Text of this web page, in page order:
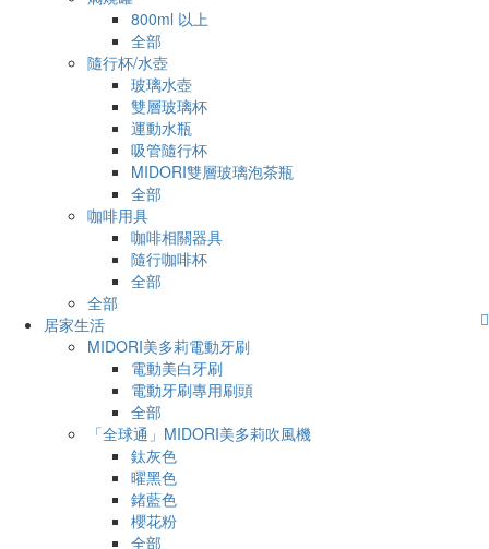
800ml 以上
全部
隨行杯/水壺
玻璃水壺
雙層玻璃杯
運動水瓶
吸管隨行杯
MIDORI雙層玻璃泡茶瓶
全部
咖啡用具
咖啡相關器具
隨行咖啡杯
全部
全部
居家生活
MIDORI美多莉電動牙刷
電動美白牙刷
電動牙刷專用刷頭
全部
「全球通」MIDORI美多莉吹風機
鈦灰色
曜黑色
鍺藍色
櫻花粉
全部